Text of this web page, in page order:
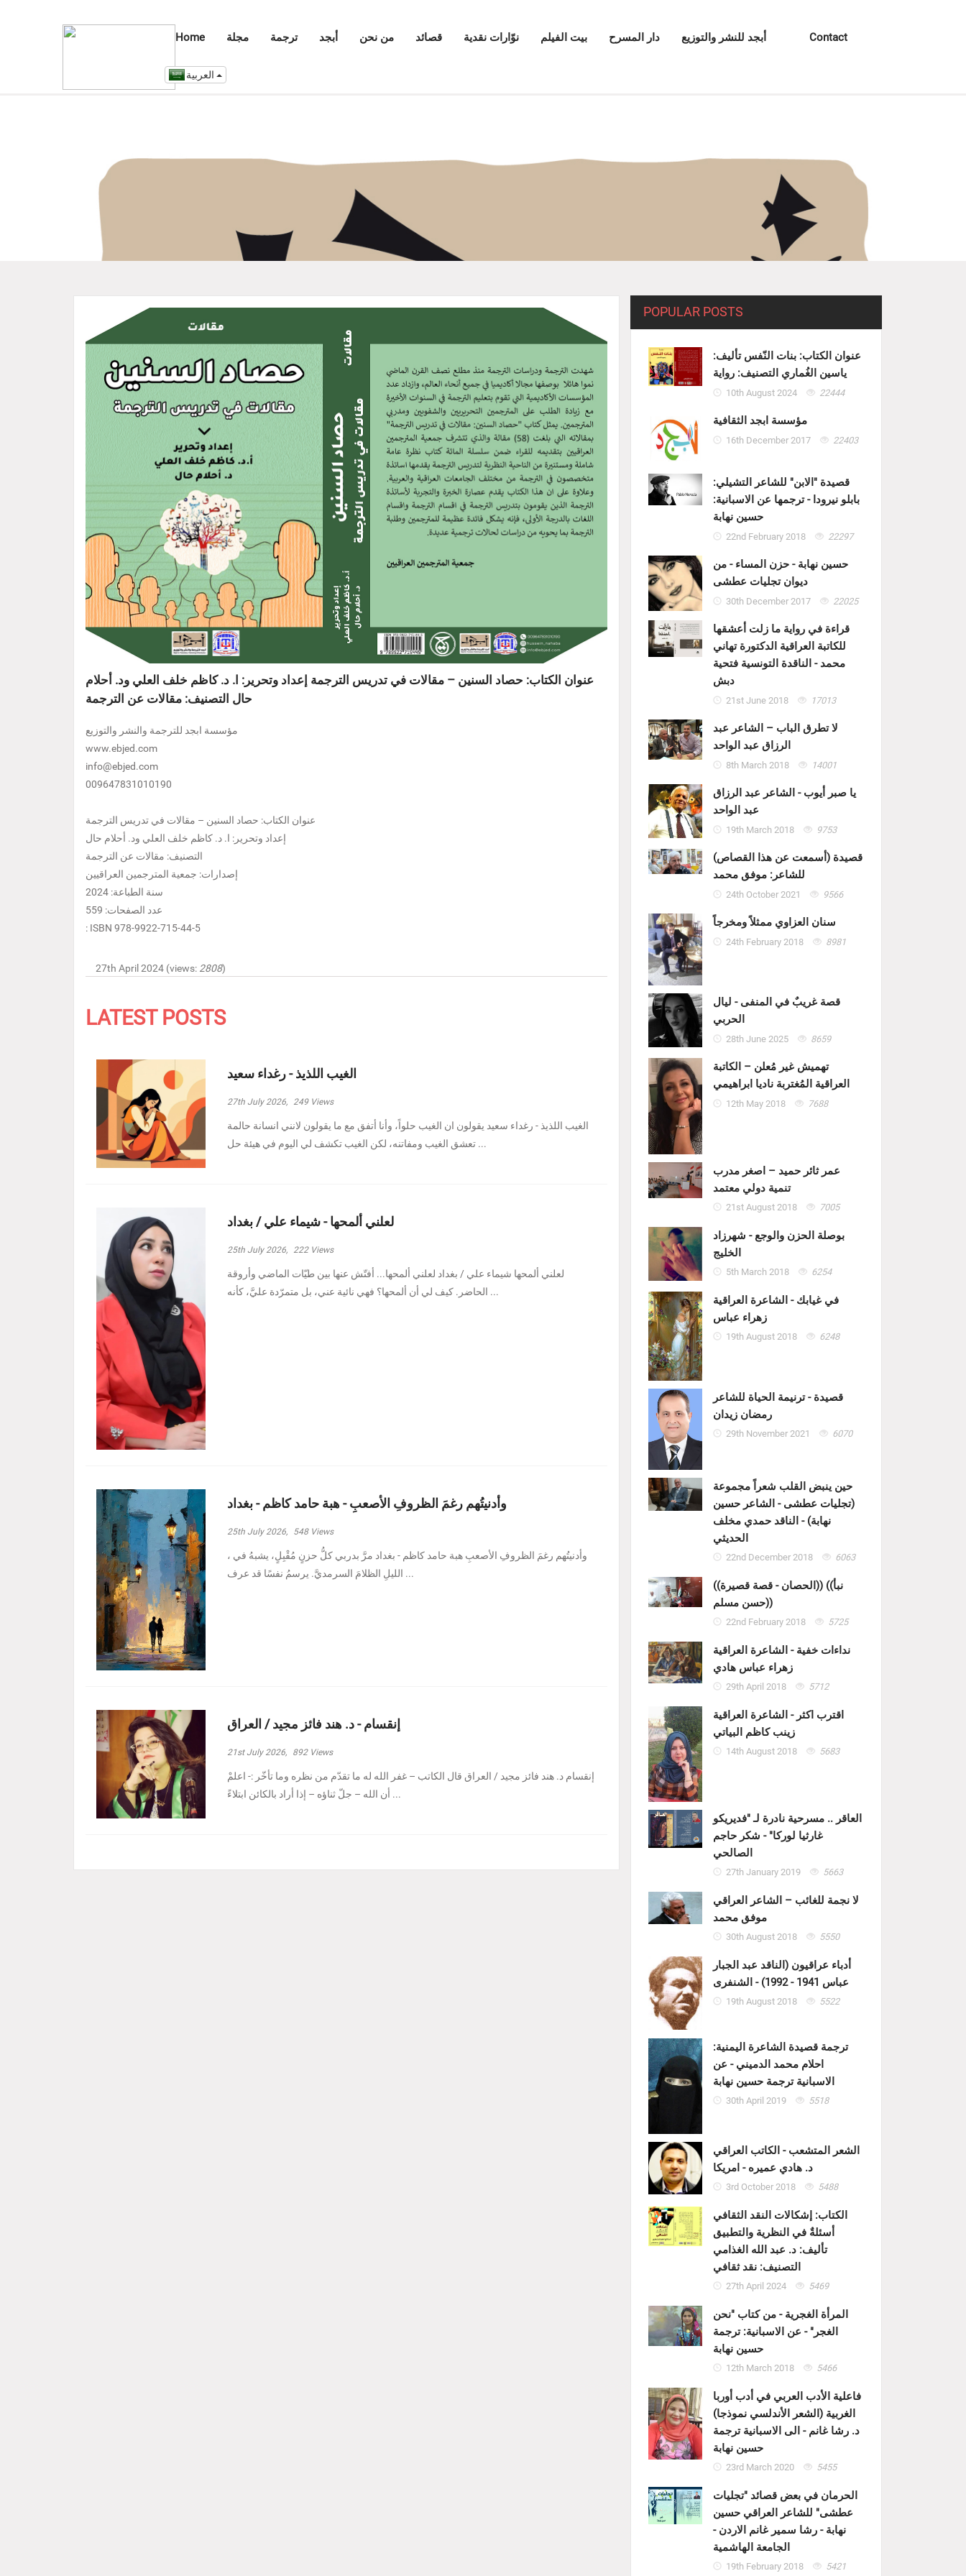
Home مجلة ترجمة أبجد من نحن قصائد نوّارات نقدية بيت الفيلم دار المسرح أبجد للنشر والتوزيع Contact
عنوان الكتاب: حصاد السنين – مقالات في تدريس الترجمة إعداد وتحرير: ا. د. كاظم خلف العلي ود. أحلام
حال التصنيف: مقالات عن الترجمة
مؤسسة ابجد للترجمة والنشر والتوزيع
www.ebjed.com
info@ebjed.com
009647831010190
عنوان الكتاب: حصاد السنين – مقالات في تدريس الترجمة
إعداد وتحرير: ا. د. كاظم خلف العلي ود. أحلام حال
التصنيف: مقالات عن الترجمة
إصدارات: جمعية المترجمين العراقيين
سنة الطباعة: 2024
عدد الصفحات: 559
: ISBN 978-9922-715-44-5
27th April 2024 (views: 2808)
LATEST POSTS
الغيب اللذيذ - رغداء سعيد
27th July 2026, 249Views
الغيب اللذيذ - رغداء سعيد يقولون ان الغيب حلواً، وأنا أتفق مع ما يقولون لانني انسانة حالمة
تعشق الغيب ومفاتنه، لكن الغيب تكشف لي اليوم في هيئة حل ...
لعلني ألمحها - شيماء علي / بغداد
25th July 2026, 222Views
لعلني ألمحها شيماء علي / بغداد لعلني ألمحها... أفتّش عنها بين طيّات الماضي وأروقة
الحاضر. كيف لي أن ألمحها؟ فهي نائية عني، بل متمرّدة عليَّ، كأنه ...
وأدنيتُهم رغمَ الظروفِ الأصعبِ - هبة حامد كاظم - بغداد
25th July 2026, 548Views
، وأدنيتُهم رغمَ الظروفِ الأصعبِ هبة حامد كاظم - بغداد مرَّ بدربي كلُّ حزنٍ مُقْبِلٍ، يشبهُ في
الليلِ الظلامَ السرمديَّ. يرسمُ نفسًا قد عرف ...
إنقسام - د. هند فائز مجيد / العراق
21st July 2026, 892Views
إنقسام د. هند فائز مجيد / العراق ‏قال الكاتب – غفر الله له ما تقدّم من نظره وما تأخّر :- ‏اعلمْ
أن الله – جلّ ثناؤه – إذا أراد بالكائن ابتلاءً ...
POPULAR POSTS
عنوان الكتاب: بنات النّفس تأليف:
ياسين الغُماري التصنيف: رواية
10th August 2024 22444
مؤسسة ابجد الثقافية
16th December 2017 22403
قصيدة "الابن" للشاعر التشيلي:
بابلو نيرودا - ترجمها عن الاسبانية:
حسين نهابة
22nd February 2018 22297
حسين نهابة - حزن المساء - من
ديوان تجليات عطشى
30th December 2017 22025
قراءة في رواية ما زلت أعشقها
للكاتبة العراقية الدكتورة تهاني
محمد - الناقدة التونسية فتحية
دبش
21st June 2018 17013
لا تطرق الباب – الشاعر عبد
الرزاق عبد الواحد
8th March 2018 14001
يا صبر أيوب - الشاعر عبد الرزاق
عبد الواحد
19th March 2018 9753
قصيدة (أسمعت عن هذا القصاص)
للشاعر: موفق محمد
24th October 2021 9566
سنان العزاوي ممثلاً ومخرجاً
24th February 2018 8981
قصة غريبٌ في المنفى - ليال
الحربي
28th June 2025 8659
تهميش غير مُعلن – الكاتبة
العراقية المُغتربة ناديا ابراهيمي
12th May 2018 7688
عمر ثائر حميد – اصغر مدرب
تنمية دولي معتمد
21st August 2018 7005
بوصلة الحزن والوجع - شهرزاد
الخليج
5th March 2018 6254
في غيابك - الشاعرة العراقية
زهراء عباس
19th August 2018 6248
قصيدة - ترنيمة الحياة للشاعر
رمضان زيدان
29th November 2021 6070
حين ينبض القلب شعراً مجموعة
(تجليات عطشى - الشاعر حسين
نهابة) - الناقد حمدي مخلف
الحديثي
22nd December 2018 6063
((الحصان - قصة قصيرة)) ((نبأ
حسن مسلم))
22nd February 2018 5725
نداءات خفية - الشاعرة العراقية
زهراء عباس هادي
29th April 2018 5712
اقترب اكثر - الشاعرة العراقية
زينب كاظم البياتي
14th August 2018 5683
العاقر .. مسرحية نادرة لـ "فديريكو
غارثيا لوركا" - شكر حاجم
الصالحي
27th January 2019 5663
لا نجمة للغائب – الشاعر العراقي
موفق محمد
30th August 2018 5550
أدباء عراقيون (الناقد عبد الجبار
عباس 1941 - 1992) - الشنفرى
19th August 2018 5522
ترجمة قصيدة الشاعرة اليمنية:
احلام محمد الدميني - عن
الاسبانية ترجمة حسين نهابة
30th April 2019 5518
الشعر المتشعب - الكاتب العراقي
د. هادي عميره - امريكا
3rd October 2018 5488
الكتاب: إشكالات النقد الثقافي
أسئلةٌ في النظرية والتطبيق
تأليف: د. عبد الله الغذامي
التصنيف: نقد ثقافي
27th April 2024 5469
المرأة الغجرية - من كتاب "نحن
الغجر" - عن الاسبانية: ترجمة
حسين نهابة
12th March 2018 5466
فاعلية الأدب العربي في أدب أوربا
الغربية (الشعر الأندلسي نموذجا)
د. رشا غانم - الى الاسبانية ترجمة
حسين نهابة
23rd March 2020 5455
الحرمان في بعض قصائد "تجليات
عطشى" للشاعر العراقي حسين
نهابة - رشا سمير غانم الاردن -
الجامعة الهاشمية
19th February 2018 5421